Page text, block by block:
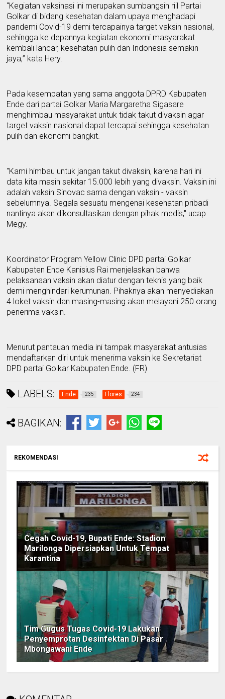
“Kegiatan vaksinasi ini merupakan sumbangsih riil Partai
Golkar di bidang kesehatan dalam upaya menghadapi
pandemi Covid-19 demi tercapainya target vaksin nasional,
sehingga ke depannya kegiatan ekonomi masyarakat
kembali lancar, kesehatan pulih dan Indonesia semakin
jaya,” kata Hery.
Pada kesempatan yang sama anggota DPRD Kabupaten
Ende dari partai Golkar Maria Margaretha Sigasare
menghimbau masyarakat untuk tidak takut divaksin agar
target vaksin nasional dapat tercapai sehingga kesehatan
pulih dan ekonomi bangkit.
"Kami himbau untuk jangan takut divaksin, karena hari ini
data kita masih sekitar 15.000 lebih yang divaksin . Vaksin ini
adalah vaksin Sinovac sama dengan vaksin -vaksin
sebelumnya. Segala sesuatu mengenai kesehatan pribadi
nantinya akan dikonsultasikan dengan pihak medis," ucap
Megy.
Koordinator Program Yellow Clinic DPD partai Golkar
Kabupaten Ende Kanisius Rai menjelaskan bahwa
pelaksanaan vaksin akan diatur dengan teknis yang baik
demi menghindari kerumunan. Pihaknya akan menyediakan
4 loket vaksin dan masing-masing akan melayani 250 orang
penerima vaksin.
Menurut pantauan media ini tampak masyarakat antusias
mendaftarkan diri untuk menerima vaksin ke Sekretariat
DPD partai Golkar Kabupaten Ende. (FR)
LABELS: Ende 235 Flores 234
BAGIKAN:
REKOMENDASI
Cegah Covid-19, Bupati Ende: Stadion
Marilonga Dipersiapkan Untuk Tempat
Karantina
Tim Gugus Tugas Covid-19 Lakukan
Penyemprotan Desinfektan Di Pasar
Mbongawani Ende